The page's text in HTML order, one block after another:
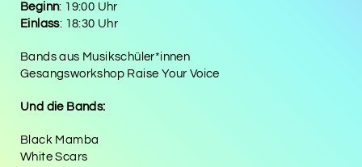
Beginn: 19:00 Uhr
Einlass: 18:30 Uhr
Bands aus Musikschüler*innen
Gesangsworkshop Raise Your Voice
Und die Bands:
Black Mamba
White Scars